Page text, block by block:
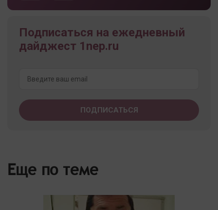
Подписаться на ежедневный
дайджест 1nep.ru
Еще по теме